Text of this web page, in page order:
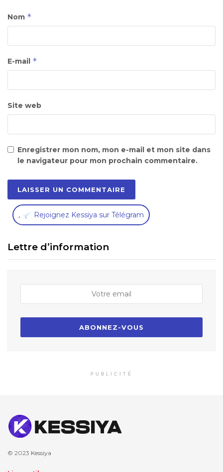
Nom *
E-mail *
Site web
Enregistrer mon nom, mon e-mail et mon site dans
le navigateur pour mon prochain commentaire.
, Rejoignez Kessiya sur Télégram
Lettre d’information
PUBLICITÉ
© 2023 Kessiya